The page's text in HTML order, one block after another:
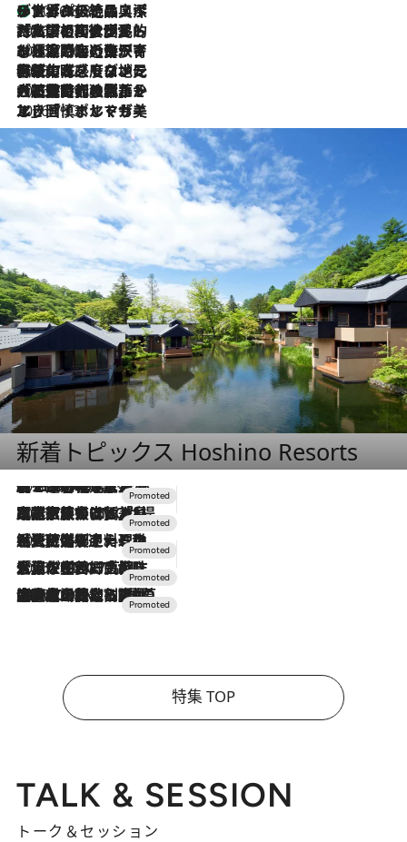
2026.8.8
リスボンの絶品スイーツ「パステル・デ・ナタ」とは？ポルトガル伝統の奥深い世界へ
2026.7.27
「私の祖国はポルトガル語です」国民的詩人フェルナンド・ペソアと、彼が愛した文学の街を歩く
2026.7.26
ポルトガル近海が育む極上の海の幸。キリリと冷えた白ワインと愉しむ、シーフード専門店の贅沢
2026.7.22
伝統の味をモダンに昇華。高感度な地元客が集う、リスボンの最旬ガストロノミー
2026.7.21
大航海時代の栄華から、震災、独裁、そして革命へ。ポルトガル・首都リスボンの石畳に刻まれた「歴史の光と影」
2026.7.13
エッセイ・ヤマザキマリ「慎ましくも美しき国 ポルトガル」
新着トピックス Hoshino Resorts
2026.8.7
【トンボの足水浴】ヒノキの香りに包まれて涼感マックス！約13℃の湧水かけ流しを避暑地「星野温泉 トンボの湯」で体験
2026.7.31
【ホテル帰省】という選択肢をOMOが提案。家族とほどよい距離を保つには「昼は実家、夜は気兼ねなくホテルで！」
2026.7.24
【夏限定ディナーコース】旬を迎える稚鮎や花ズッキーニなどをイタリア・トスカーナの郷土料理の手法で満喫！
2026.7.17
「土佐和ハーブかき氷」がOMO7高知に登場！生姜、山椒、大葉など目にも舌にも涼を呼ぶ郷土の味
2026.7.10
NEW OPEN！【界 草津】名湯の地に誕生。趣の異なる2種の温泉と上州ならではの会席・蕎麦割烹など美食を味わう究極の癒やし旅
特集 TOP
TALK & SESSION
トーク＆セッション